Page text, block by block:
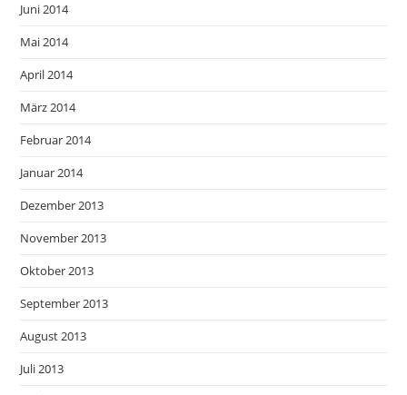
Juni 2014
Mai 2014
April 2014
März 2014
Februar 2014
Januar 2014
Dezember 2013
November 2013
Oktober 2013
September 2013
August 2013
Juli 2013